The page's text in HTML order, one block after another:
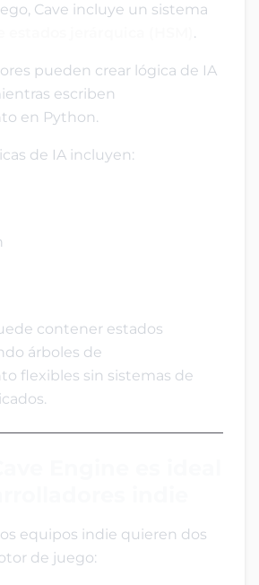
Cave incluye un sistema
.
pueden crear lógica de IA
escriben
en Python.
de IA incluyen:
contener estados
árboles de
flexibles sin sistemas de
equipos indie quieren dos
de juego: